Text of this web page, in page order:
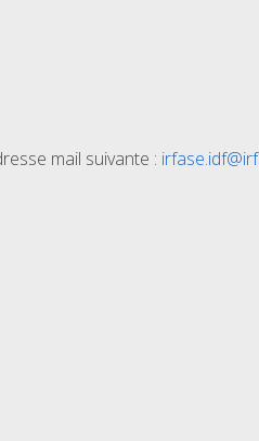
mail suivante :